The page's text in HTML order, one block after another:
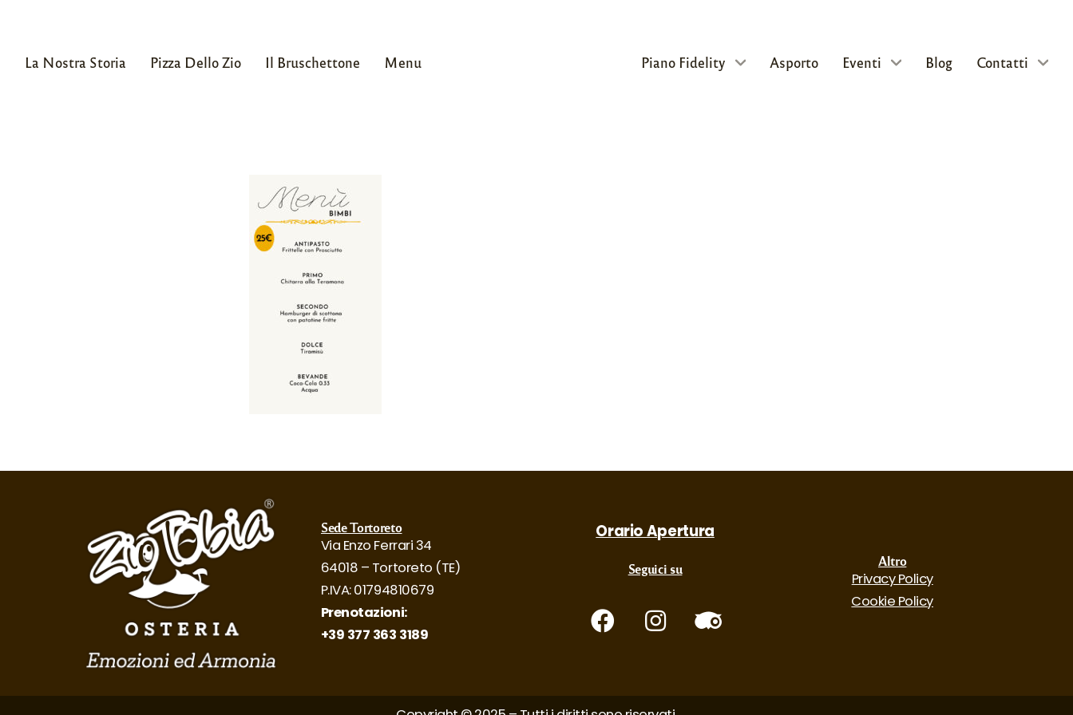
La Nostra Storia Pizza Dello Zio Il Bruschettone Menu Piano Fidelity Asporto Eventi Blog Contatti
Sede Tortoreto
Via Enzo Ferrari 34
64018 – Tortoreto (TE)
P.IVA: 01794810679
Prenotazioni:
+39 377 363 3189
Orario Apertura
Seguici su Altro
Privacy Policy
Cookie Policy